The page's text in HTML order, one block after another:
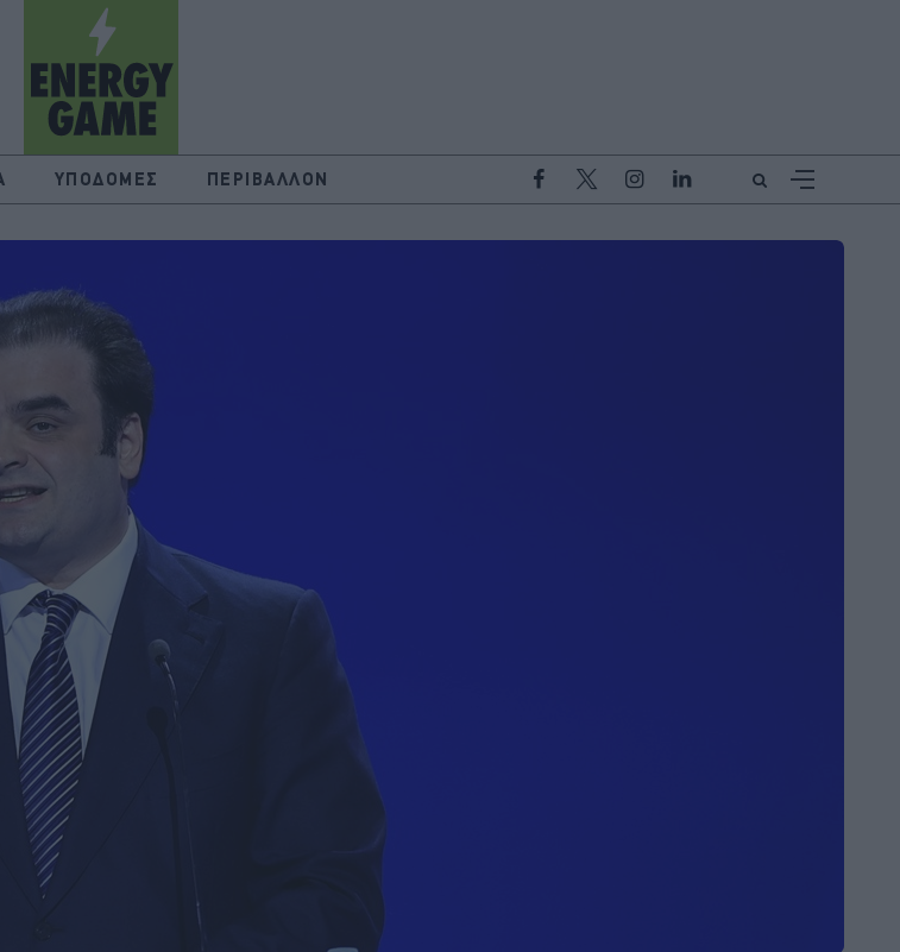
ΥΠΟΔΟΜΕΣ ΠΕΡΙΒΑΛΛΟΝ